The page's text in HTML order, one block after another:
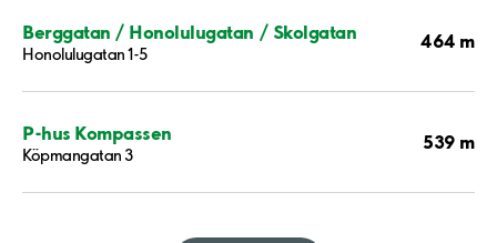
Berggatan / Honolulugatan / Skolgatan
Honolulugatan 1-5
464 m
P-hus Kompassen
Köpmangatan 3
539 m